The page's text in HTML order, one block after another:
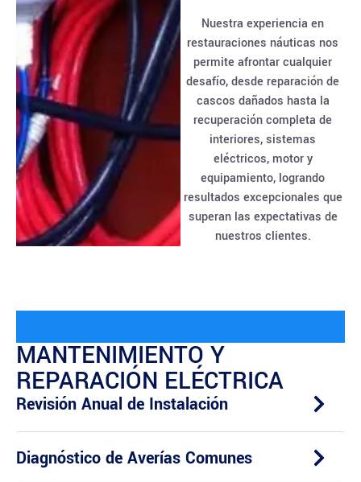
Nuestra experiencia en
restauraciones náuticas nos
permite afrontar cualquier
desafío, desde reparación de
cascos dañados hasta la
recuperación completa de
interiores, sistemas
eléctricos, motor y
equipamiento, logrando
resultados excepcionales que
superan las expectativas de
nuestros clientes.
MANTENIMIENTO Y
REPARACIÓN ELÉCTRICA
Revisión Anual de Instalación
Diagnóstico de Averías Comunes